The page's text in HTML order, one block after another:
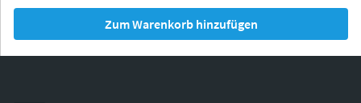
Zum Warenkorb hinzufügen